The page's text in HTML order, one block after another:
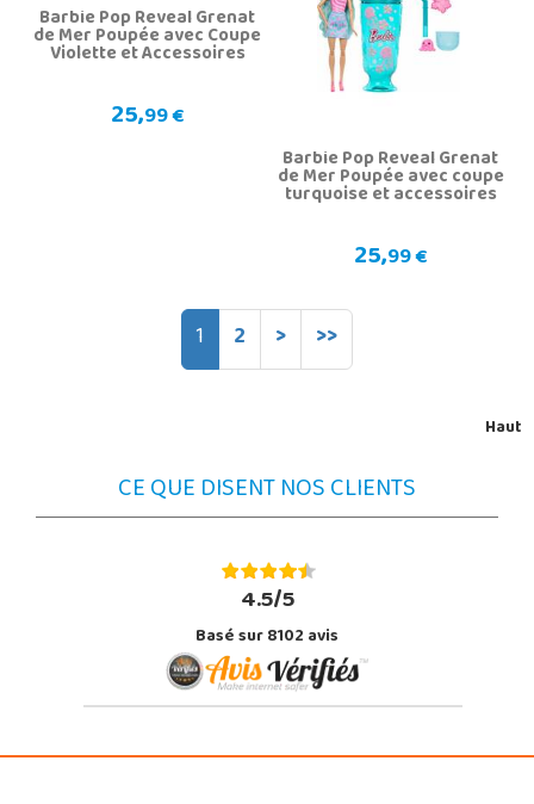
Barbie Pop Reveal Grenat
de Mer Poupée avec Coupe
Violette et Accessoires
25,99 €
Barbie Pop Reveal Grenat
de Mer Poupée avec coupe
turquoise et accessoires
25,99 €
1 2 > >>
Haut
CE QUE DISENT NOS CLIENTS
4.5/5
Basé sur 8102 avis